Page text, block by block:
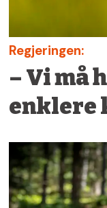
Regjeringen:
– Vi må
enklere